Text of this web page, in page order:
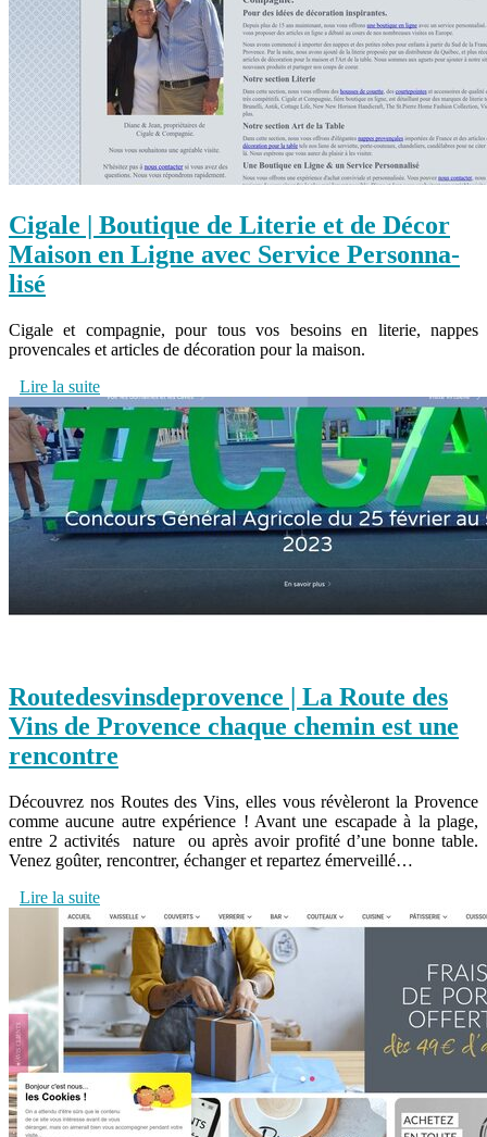
Cigale | Boutique de Literie et de Décor
Maison en Ligne avec Service Per­son­na­
lisé
Cigale et compagnie, pour tous vos besoins en literie, nappes
provencales et articles de décoration pour la maison.
Lire la suite
Routedes­vinsdepro­ven­ce | La Route des
Vins de Provence chaque chemin est une
rencontre
Découvrez nos Routes des Vins, elles vous révèleront la Provence
comme aucune autre expérience ! Avant une escapade à la plage,
entre 2 activités nature ou après avoir profité d’une bonne table.
Venez goûter, rencontrer, échanger et repartez émerveillé…
Lire la suite